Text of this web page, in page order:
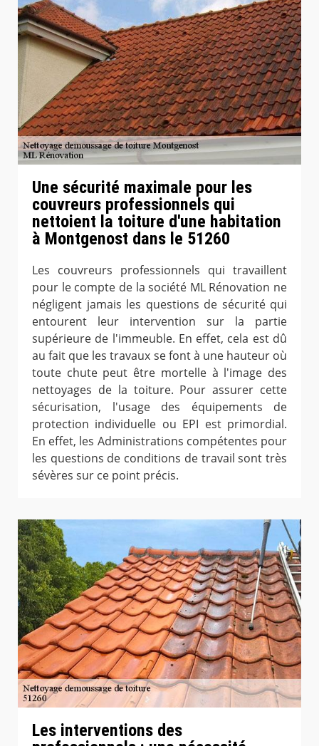
Une sécurité maximale pour les
couvreurs professionnels qui
nettoient la toiture d'une habitation
à Montgenost dans le 51260
Les couvreurs professionnels qui travaillent
pour le compte de la société ML Rénovation ne
négligent jamais les questions de sécurité qui
entourent leur intervention sur la partie
supérieure de l'immeuble. En effet, cela est dû
au fait que les travaux se font à une hauteur où
toute chute peut être mortelle à l'image des
nettoyages de la toiture. Pour assurer cette
sécurisation, l'usage des équipements de
protection individuelle ou EPI est primordial.
En effet, les Administrations compétentes pour
les questions de conditions de travail sont très
sévères sur ce point précis.
Les interventions des